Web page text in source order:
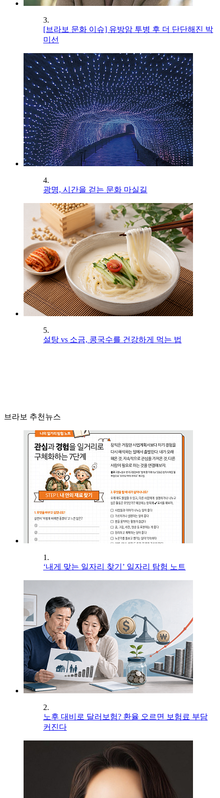
3.
[브라보 문화 이슈] 유방암 투병 후 더 단단해진 박
미선
4.
광명, 시간을 걷는 문화 마실길
5.
설탕 vs 소금, 콩국수를 건강하게 먹는 법
브라보 추천뉴스
1.
‘내게 맞는 일자리 찾기’ 일자리 탐험 노트
2.
노후 대비로 달러보험? 환율 오르면 보험료 부담
커진다